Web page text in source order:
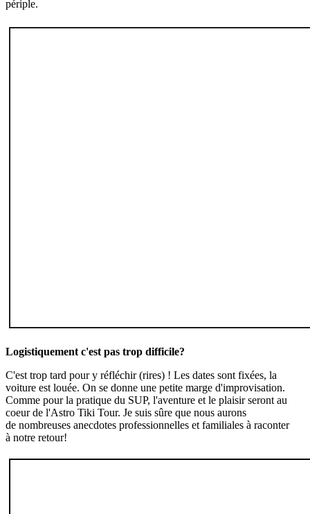
périple.
Logistiquement c'est pas trop difficile?
C'est trop tard pour y réfléchir (rires) ! Les dates sont fixées, la
voiture est louée. On se donne une petite marge d'improvisation.
Comme pour la pratique du SUP, l'aventure et le plaisir seront au
coeur de l'Astro Tiki Tour. Je suis sûre que nous aurons
de nombreuses anecdotes professionnelles et familiales à raconter
à notre retour!